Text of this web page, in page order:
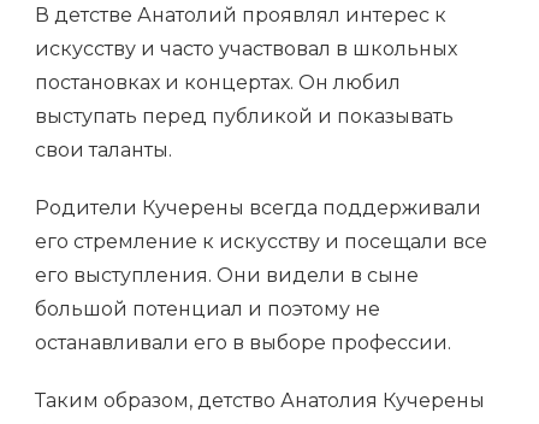
В детстве Анатолий проявлял интерес к
искусству и часто участвовал в школьных
постановках и концертах. Он любил
выступать перед публикой и показывать
свои таланты.
Родители Кучерены всегда поддерживали
его стремление к искусству и посещали все
его выступления. Они видели в сыне
большой потенциал и поэтому не
останавливали его в выборе профессии.
Таким образом, детство Анатолия Кучерены